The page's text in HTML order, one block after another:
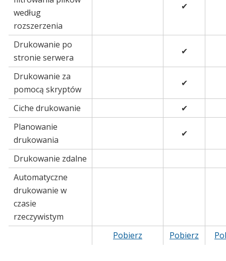
według
rozszerzenia
✔
Drukowanie po
stronie serwera
✔
Drukowanie za
pomocą skryptów
✔
Ciche drukowanie ✔
Planowanie
drukowania
✔
Drukowanie zdalne
Automatyczne
drukowanie w
czasie
rzeczywistym
Pobierz Pobierz